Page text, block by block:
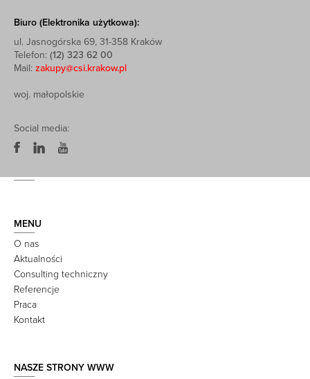
Biuro (Elektronika użytkowa):
ul. Jasnogórska 69, 31-358 Kraków
Telefon: (12) 323 62 00
Mail: zakupy@csi.krakow.pl
woj. małopolskie
Social media:
MENU
O nas
Aktualności
Consulting techniczny
Referencje
Praca
Kontakt
NASZE STRONY WWW